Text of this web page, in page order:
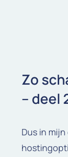
Zo
– deel
Dus in